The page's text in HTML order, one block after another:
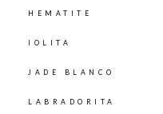
HEMATITE
IOLITA
JADE BLANCO
LABRADORITA